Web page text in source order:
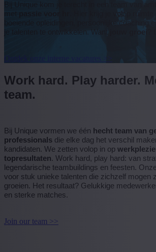
Bij Unique kom je terecht in een team van
met passie voor hr
. Hier krijg je volop ruimte
boeiende opleidingen, persoonlijke coaching
je talenten te ontwikkelen. Want
jouw groei
Ontdek onze interne vacatures >>
Work hard. Play harder.
team.
Bij Unique vormen we één hecht team van
professionals die elke dag het verschil
kandidaten. We zetten volop in op
topresultaten. Work hard, play hard: van
legendarische teambuildings en feesten.
voor stuk unieke talenten die zichzelf mogen
groeien. Het resultaat? Gelukkige
en sterke matches.
Join our team >>